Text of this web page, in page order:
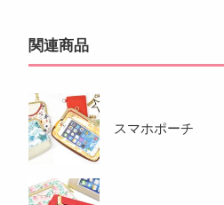
関連商品
スマホポーチ